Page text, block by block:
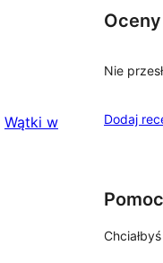
Wątki w
Oceny
Nie
Dodaj